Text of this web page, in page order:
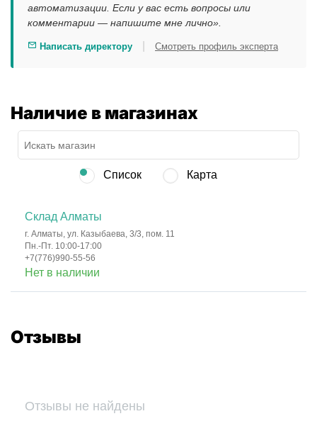
автоматизации. Если у вас есть вопросы или
комментарии — напишите мне лично».
Написать директору Смотреть профиль эксперта
Наличие в магазинах
Список Карта
Склад Алматы
г. Алматы, ул. Казыбаева, 3/3, пом. 11
Пн.-Пт. 10:00-17:00
+7(776)990-55-56
Нет в наличии
Отзывы
Отзывы не найдены